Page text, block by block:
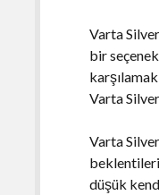
Varta
bir
Varta
Varta
düşük